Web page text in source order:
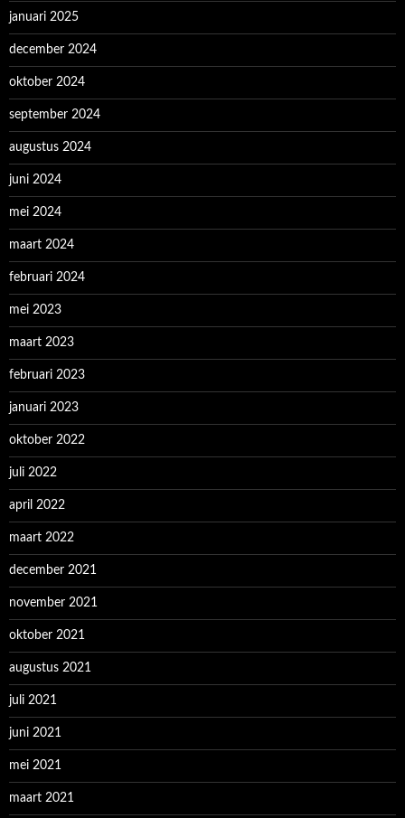
januari 2025
december 2024
oktober 2024
september 2024
augustus 2024
juni 2024
mei 2024
maart 2024
februari 2024
mei 2023
maart 2023
februari 2023
januari 2023
oktober 2022
juli 2022
april 2022
maart 2022
december 2021
november 2021
oktober 2021
augustus 2021
juli 2021
juni 2021
mei 2021
maart 2021